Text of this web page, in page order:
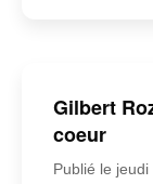
Gilbert
coeur
Publié le